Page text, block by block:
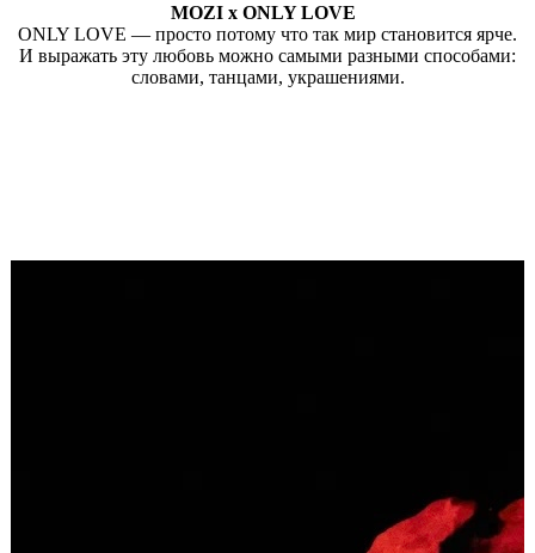
MOZI x ONLY LOVE
ONLY LOVE — просто потому что так мир становится ярче.
И выражать эту любовь можно самыми разными способами:
словами, танцами, украшениями.